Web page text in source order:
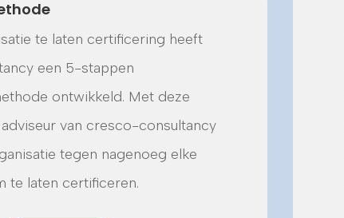
te laten certificering heeft
een 5-stappen
ontwikkeld. Met deze
van cresco-consultancy
tegen nagenoeg elke
te laten certificeren.